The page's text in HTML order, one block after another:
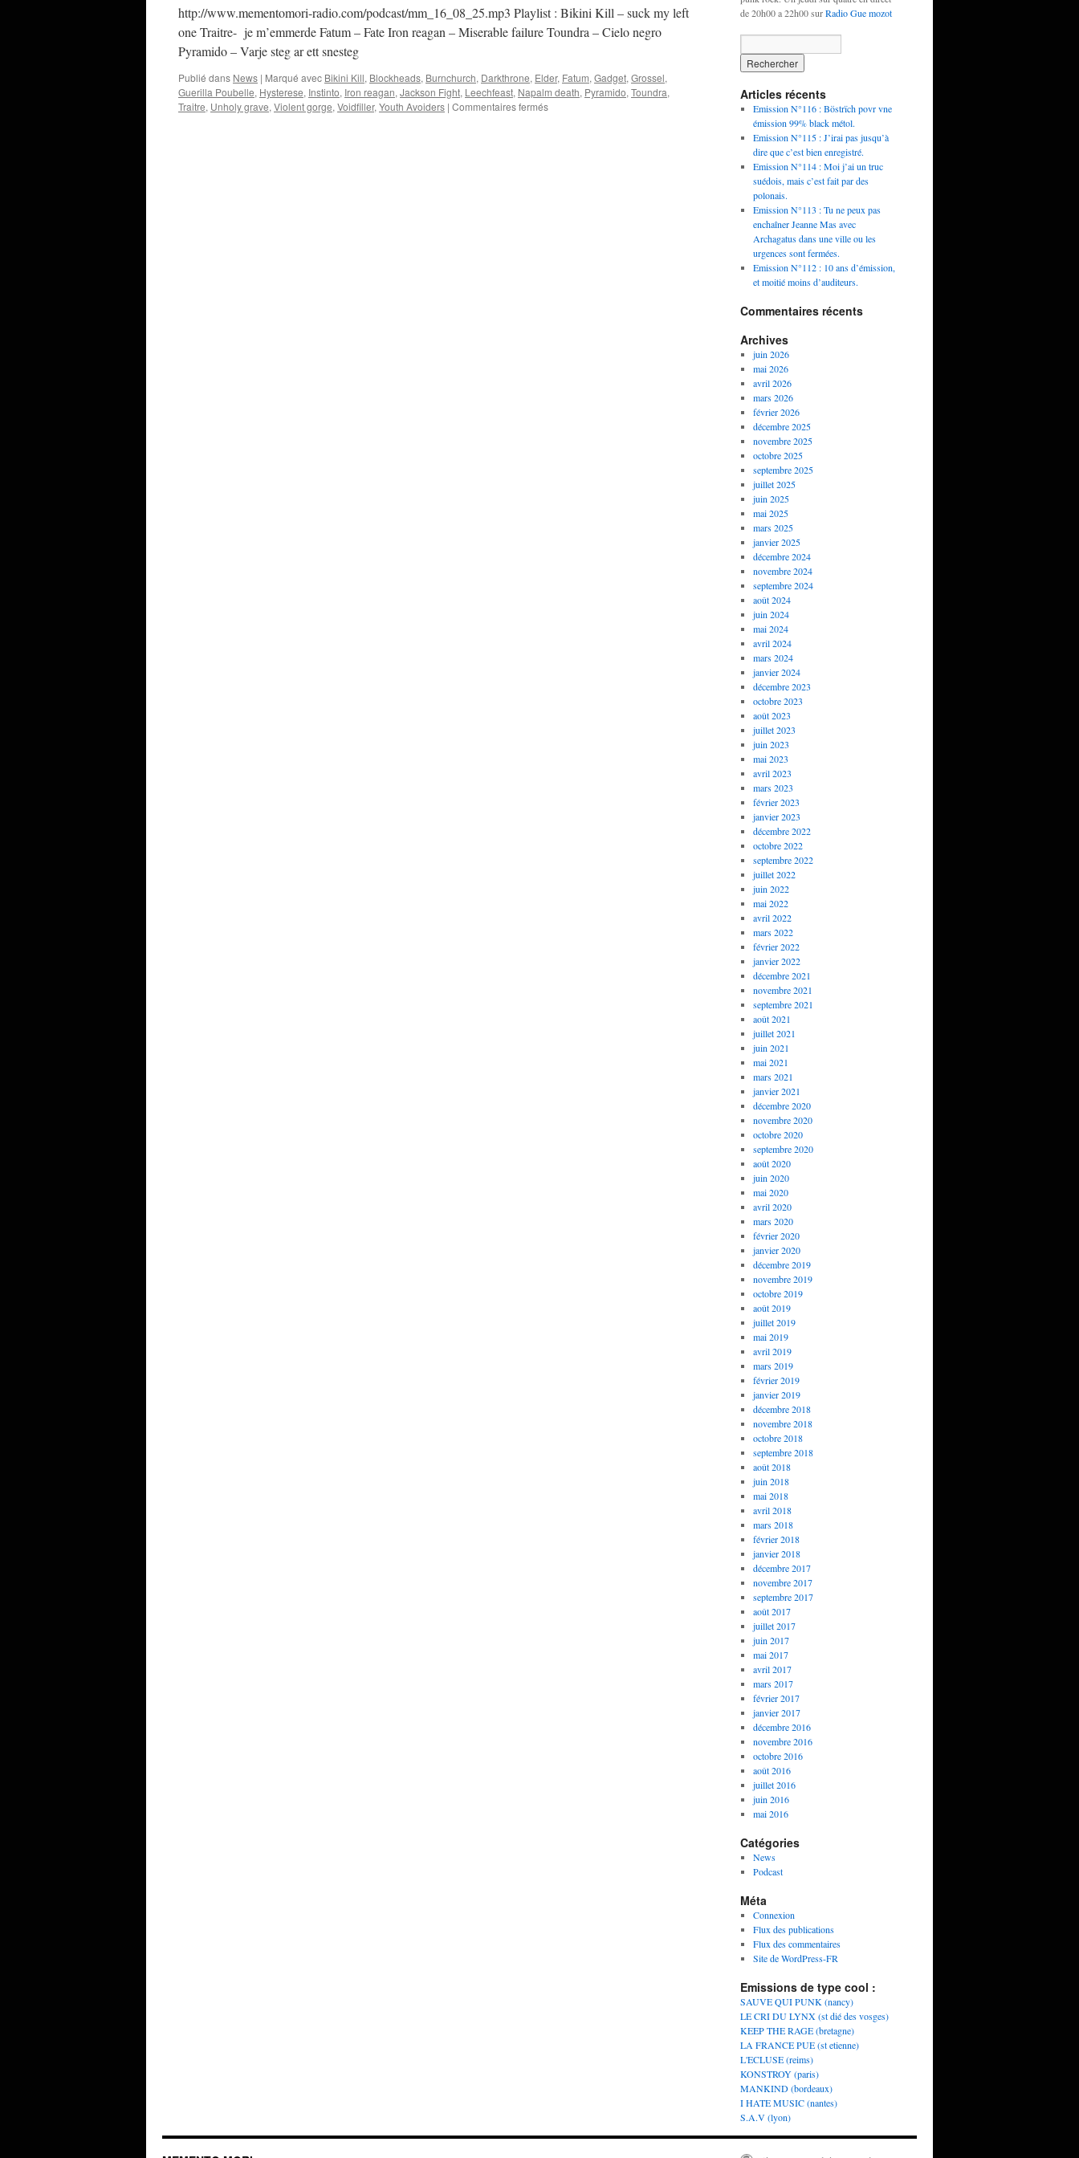
http://www.mementomori-radio.com/podcast/mm_16_08_25.mp3 Playlist : Bikini Kill – suck my left
one Traitre- je m’emmerde Fatum – Fate Iron reagan – Miserable failure Toundra – Cielo negro
Pyramido – Varje steg ar ett snesteg
Publié dans News | Marqué avec Bikini Kill, Blockheads, Burnchurch, Darkthrone, Elder, Fatum, Gadget, Grossel,
Guerilla Poubelle, Hysterese, Instinto, Iron reagan, Jackson Fight, Leechfeast, Napalm death, Pyramido, Toundra,
Traitre, Unholy grave, Violent gorge, Voidfiller, Youth Avoiders | Commentaires ferméssur
de 20h00 a 22h00 surRadio Gue mozot
Articles récents
Emission N°116 : Böstrïch povr vne
émission 99% black métol.
Emission N°115 : J’irai pas jusqu’à
dire que c’est bien enregistré.
Emission N°114 : Moi j’ai un truc
suédois, mais c’est fait par des
polonais.
Emission N°113 : Tu ne peux pas
enchaîner Jeanne Mas avec
Archagatus dans une ville ou les
urgences sont fermées.
Emission N°112 : 10 ans d’émission,
et moitié moins d’auditeurs.
Commentaires récents
Archives
juin 2026
mai 2026
avril 2026
mars 2026
février 2026
décembre 2025
novembre 2025
octobre 2025
septembre 2025
juillet 2025
juin 2025
mai 2025
mars 2025
janvier 2025
décembre 2024
novembre 2024
septembre 2024
août 2024
juin 2024
mai 2024
avril 2024
mars 2024
janvier 2024
décembre 2023
octobre 2023
août 2023
juillet 2023
juin 2023
mai 2023
avril 2023
mars 2023
février 2023
janvier 2023
décembre 2022
octobre 2022
septembre 2022
juillet 2022
juin 2022
mai 2022
avril 2022
mars 2022
février 2022
janvier 2022
décembre 2021
novembre 2021
septembre 2021
août 2021
juillet 2021
juin 2021
mai 2021
mars 2021
janvier 2021
décembre 2020
novembre 2020
octobre 2020
septembre 2020
août 2020
juin 2020
mai 2020
avril 2020
mars 2020
février 2020
janvier 2020
décembre 2019
novembre 2019
octobre 2019
août 2019
juillet 2019
mai 2019
avril 2019
mars 2019
février 2019
janvier 2019
décembre 2018
novembre 2018
octobre 2018
septembre 2018
août 2018
juin 2018
mai 2018
avril 2018
mars 2018
février 2018
janvier 2018
décembre 2017
novembre 2017
septembre 2017
août 2017
juillet 2017
juin 2017
mai 2017
avril 2017
mars 2017
février 2017
janvier 2017
décembre 2016
novembre 2016
octobre 2016
août 2016
juillet 2016
juin 2016
mai 2016
Catégories
News
Podcast
Méta
Connexion
Flux des publications
Flux des commentaires
Site de WordPress-FR
Emissions de type cool :
SAUVE QUI PUNK (nancy)
LE CRI DU LYNX (st dié des vosges)
KEEP THE RAGE (bretagne)
LA FRANCE PUE (st etienne)
L'ECLUSE (reims)
KONSTROY (paris)
MANKIND (bordeaux)
I HATE MUSIC (nantes)
S.A.V (lyon)